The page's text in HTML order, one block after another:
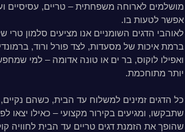
מושלמים לארוחה משפחתית – טריים, עסיסיים
אפשר לטעות בו.
לאוהבי הדגים השומניים אנו מציעים סלמון טרי
ברמת איכות של מסעדות, לצד פורל ורוד,
ואפילו לוקוס, בר ים או טונה אדומה – למי
יותר מתוחכמת.
כל הדגים זמינים למשלוח עד הבית, כשהם נקיים,
שתבקשו, ומגיעים בקירור מקצועי – כאילו יצאו
שהופך את הזמנת דגים טריים עד הבית לחוויה